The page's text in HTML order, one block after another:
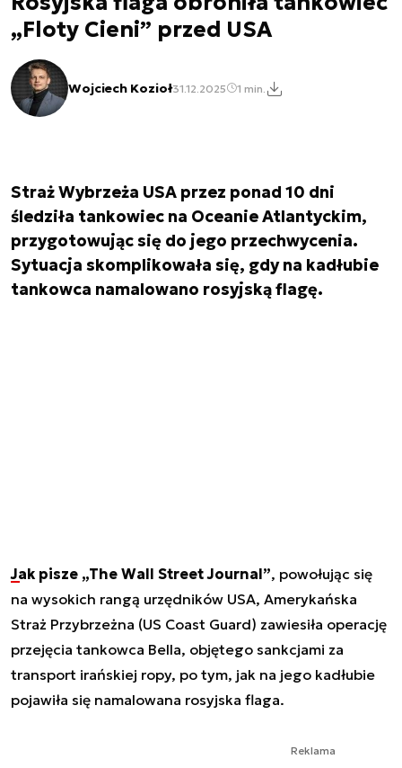
„Floty Cieni” przed USA
Wojciech Kozioł31.12.2025 1 min.
Straż Wybrzeża USA przez ponad 10 dni
śledziła tankowiec na Oceanie Atlantyckim,
przygotowując się do jego przechwycenia.
Sytuacja skomplikowała się, gdy na kadłubie
tankowca namalowano rosyjską flagę.
Jak pisze „The Wall Street Journal”, powołując się
na wysokich rangą urzędników USA, Amerykańska
Straż Przybrzeżna (US Coast Guard) zawiesiła operację
przejęcia tankowca Bella, objętego sankcjami za
transport irańskiej ropy, po tym, jak na jego kadłubie
pojawiła się namalowana rosyjska flaga.
Reklama